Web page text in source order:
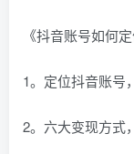
《抖音账号如何定
1。定位抖音账号
2。六大变现方式